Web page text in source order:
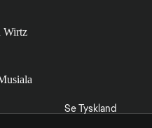
Wirtz
Se Tyskland